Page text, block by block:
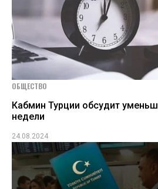
ОБЩЕСТВО
Кабмин Турции обсудит
недели
24.08.2024